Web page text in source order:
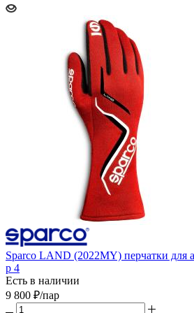
Sparco LAND (2022MY) перчатки для
р 4
Есть в наличии
9 800 ₽/пар